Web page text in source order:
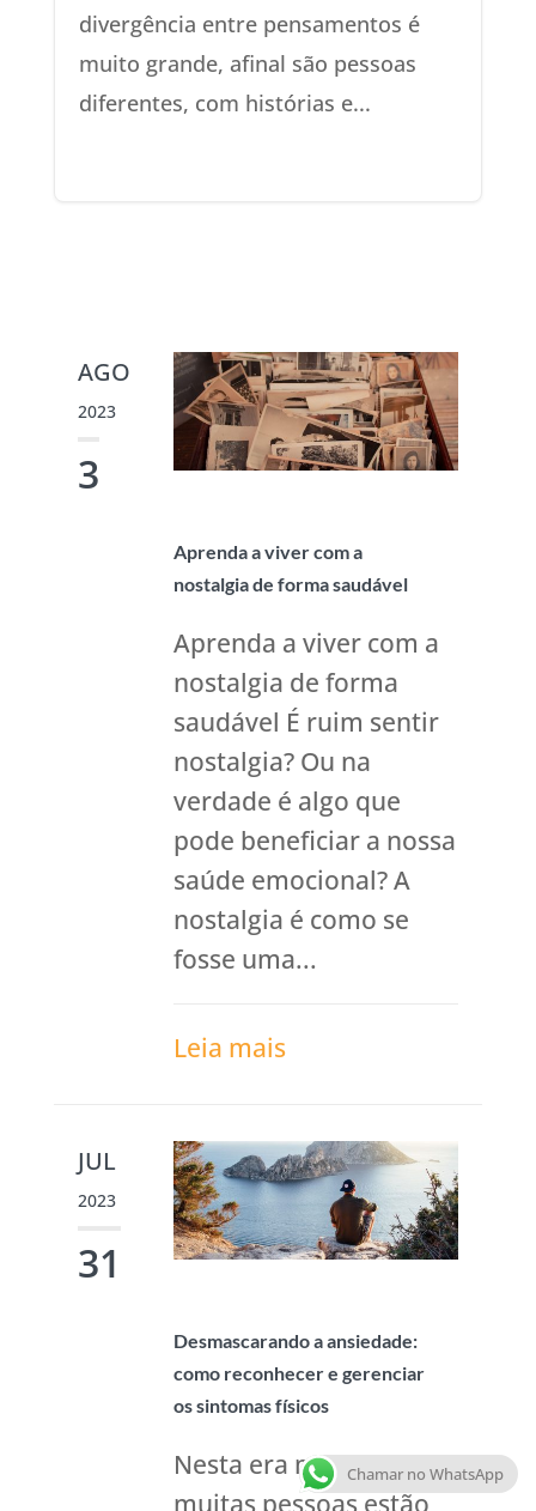
divergência entre pensamentos é
muito grande, afinal são pessoas
diferentes, com histórias e...
AGO
2023
3
Aprenda a viver com a
nostalgia de forma saudável
Aprenda a viver com a
nostalgia de forma
saudável É ruim sentir
nostalgia? Ou na
verdade é algo que
pode beneficiar a nossa
saúde emocional? A
nostalgia é como se
fosse uma...
Leia mais
JUL
2023
31
Desmascarando a ansiedade:
como reconhecer e gerenciar
os sintomas físicos
Nesta era moderna,
muitas pessoas estão
Chamar no WhatsApp